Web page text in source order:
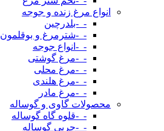
انواع مرغ زنده و جوجه
-_-بلدرچین
-_-شترمرغ و بوقلمون
-_-انواع جوجه
-_-مرغ گوشتی
-_-مرغ محلی
-_-مرغ هلندی
-_-مرغ مادر
محصولات گاوی و گوساله
-_-قلوه گاه گوساله
-_-چربی گوساله